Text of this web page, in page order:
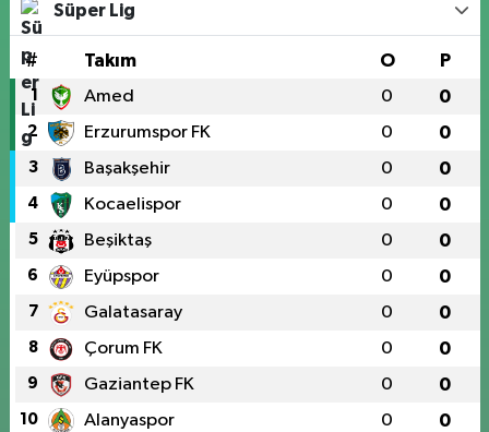
Süper Lig
# Takım O P
1 Amed 0 0
2 Erzurumspor FK 0 0
3 Başakşehir 0 0
4 Kocaelispor 0 0
5 Beşiktaş 0 0
6 Eyüpspor 0 0
7 Galatasaray 0 0
8 Çorum FK 0 0
9 Gaziantep FK 0 0
10 Alanyaspor 0 0